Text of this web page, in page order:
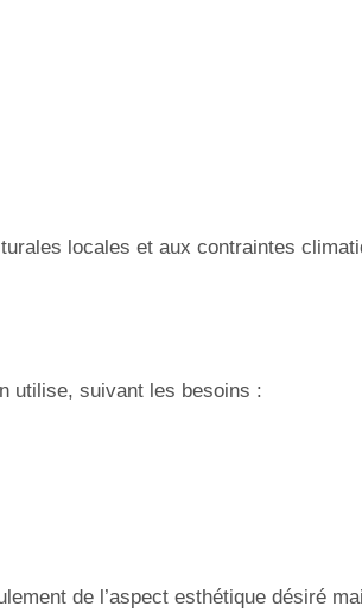
locales et aux contraintes
utilise, suivant les besoins :
de l’aspect esthétique désiré